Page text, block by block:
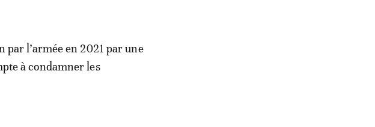
par l’armée en 2021 par une
à condamner les